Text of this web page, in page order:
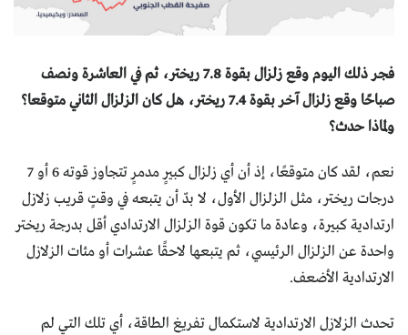
فجر ذلك اليوم وقع زلزال بقوة 7.8 ريختر، ثم في العاشرة ونصف
صباحًا وقع زلزال آخر بقوة 7.4 ريختر، هل كان الزلزال الثاني متوقعا؟
ولماذا حدث؟
نعم، لقد كان متوقعًا، إذ أن أي زلزال كبيرٍ مدمرٍ تتجاوز قوته 6 أو 7
درجات ريختر، مثل الزلزال الأول، لا بدّ أن يتبعه في وقتٍ قريب زلازل
ارتدادية كبيرة، وعادة ما تكون قوة الزلزال الارتدادي أقل بدرجة ريختر
واحدة عن الزلزال الرئيسي، ثم يتبعها لاحقًا عشرات أو مئات الزلازل
الارتدادية الأضعف.
تحدث الزلازل الارتدادية لاستكمال تفريغ الطاقة، أي تلك التي لم